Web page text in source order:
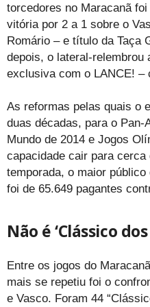
torcedores no Maracanã
vitória por 2 a 1 sobre o
Romário – e título da Taça
depois, o lateral-relembrou
exclusiva com o LANCE! –
As reformas pelas quais o
duas décadas, para o Pan-
Mundo de 2014 e Jogos
capacidade cair para
temporada, o maior
foi de 65.649 pagantes
Não é ‘Clássico
Entre os jogos do
mais se repetiu foi o
e Vasco. Foram 44